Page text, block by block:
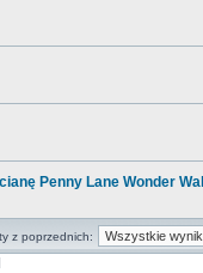
Penny Lane Wonder
z poprzednich: